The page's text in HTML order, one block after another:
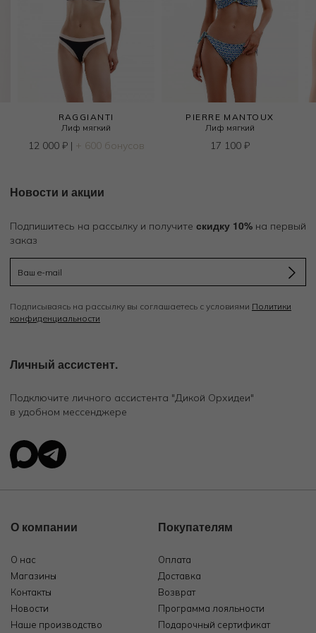
RAGGIANTI
Лиф мягкий
12 000 ₽| + 600 бонусов
PIERRE MANTOUX
Лиф мягкий
17 100 ₽
Новости и акции
Подпишитесь на рассылку и получите скидку 10% на первый
заказ
Подписываясь на рассылку вы соглашаетесь с условиями Политики
конфиденциальности
Личный ассистент.
Подключите личного ассистента "Дикой Орхидеи"
в удобном мессенджере
О компании
О нас
Магазины
Контакты
Новости
Наше производство
Покупателям
Оплата
Доставка
Возврат
Программа лояльности
Подарочный сертификат